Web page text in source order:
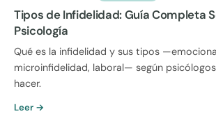
Tipos de Infidelidad: Guía Completa
Psicología
Qué es la infidelidad y sus tipos
microinfidelidad, laboral— según
hacer.
Leer →